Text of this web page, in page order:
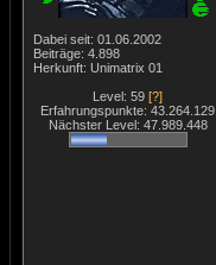
Dabei seit: 01.06.2002
Beiträge: 4.898
Herkunft: Unimatrix 01
Level: 59 [?]
Erfahrungspunkte: 43.264.129
Nächster Level: 47.989.448